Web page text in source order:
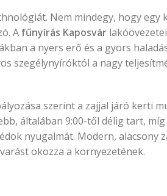
Nem mindegy, hogy egy
A fűnyírás Kaposvár
a nyers erő és a gyors
szegélynyíróktól a nagy
szerint a zajjal járó kerti
általában 9:00-től délig tart,
nyugalmát. Modern, alacsony
okozza a környezetének.